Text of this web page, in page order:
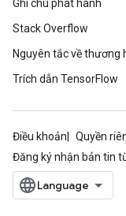
Ghi chú phát hành
Stack Overflow
Nguyên tắc về thương
Trích dẫn TensorFlow
Điều khoản Quyền
Đăng ký nhận bản tin